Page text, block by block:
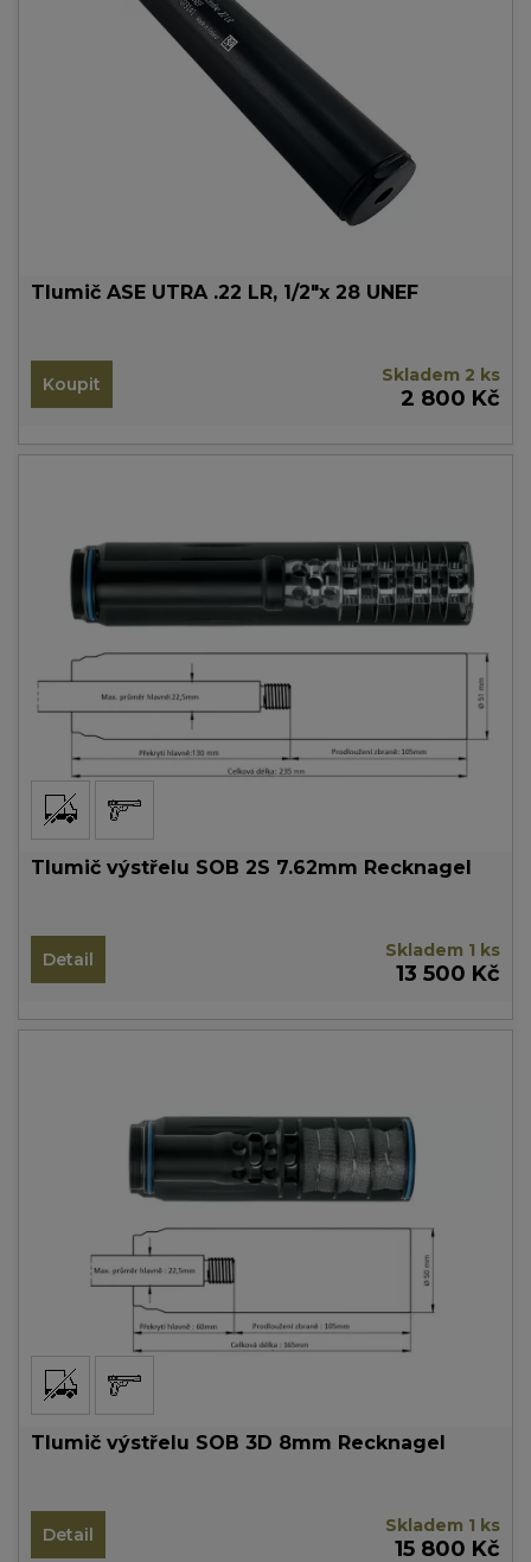
Tlumič ASE UTRA .22 LR, 1/2"x 28 UNEF
Koupit Skladem 2 ks
2 800 Kč
Tlumič výstřelu SOB 2S 7.62mm Recknagel
Detail Skladem 1 ks
13 500 Kč
Tlumič výstřelu SOB 3D 8mm Recknagel
Detail Skladem 1 ks
15 800 Kč